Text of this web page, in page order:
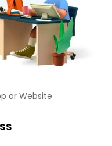
or Website